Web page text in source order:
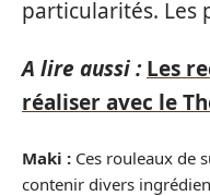
particularités. Les
A lire aussi : Les
réaliser avec le
Maki : Ces rouleaux de
contenir divers